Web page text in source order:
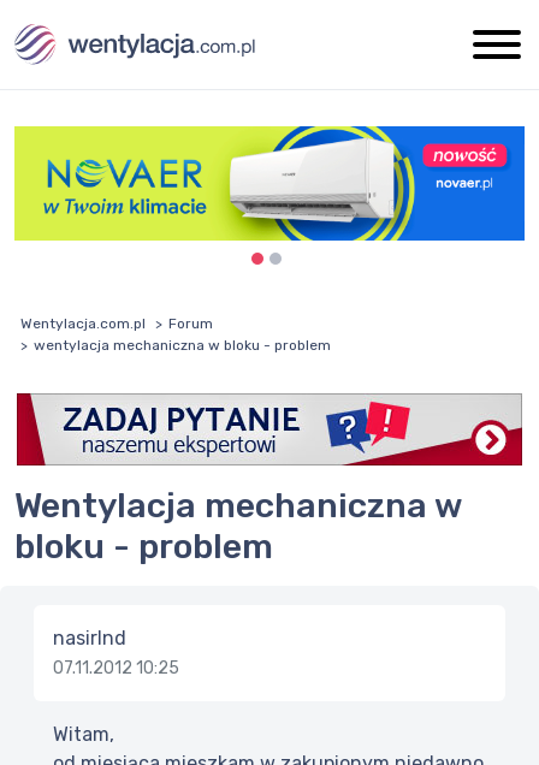
Wentylacja.com.pl
Forum
wentylacja mechaniczna w bloku - problem
wentylacja mechaniczna w
bloku - problem
nasirlnd
07.11.2012 10:25
Witam,